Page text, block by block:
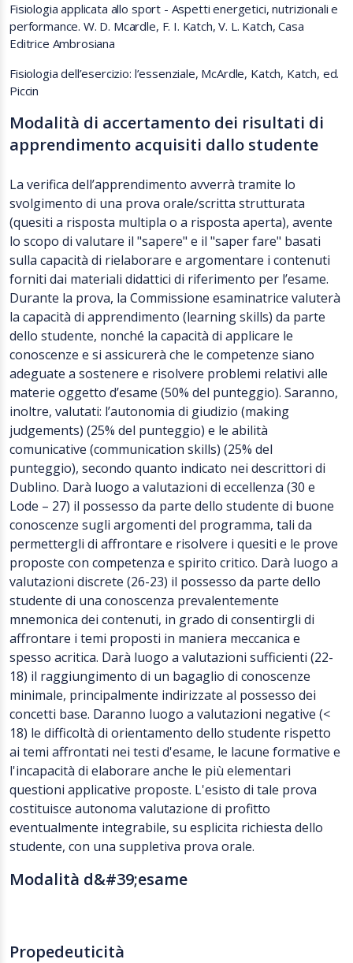
Fisiologia applicata allo sport - Aspetti energetici, nutrizionali e
performance. W. D. Mcardle, F. I. Katch, V. L. Katch, Casa
Editrice Ambrosiana
Fisiologia dell’esercizio: l’essenziale, McArdle, Katch, Katch, ed.
Piccin
Modalità di accertamento dei risultati di
apprendimento acquisiti dallo studente
La verifica dell’apprendimento avverrà tramite lo
svolgimento di una prova orale/scritta strutturata
(quesiti a risposta multipla o a risposta aperta), avente
lo scopo di valutare il "sapere" e il "saper fare" basati
sulla capacità di rielaborare e argomentare i contenuti
forniti dai materiali didattici di riferimento per l’esame.
Durante la prova, la Commissione esaminatrice valuterà
la capacità di apprendimento (learning skills) da parte
dello studente, nonché la capacità di applicare le
conoscenze e si assicurerà che le competenze siano
adeguate a sostenere e risolvere problemi relativi alle
materie oggetto d’esame (50% del punteggio). Saranno,
inoltre, valutati: l’autonomia di giudizio (making
judgements) (25% del punteggio) e le abilità
comunicative (communication skills) (25% del
punteggio), secondo quanto indicato nei descrittori di
Dublino. Darà luogo a valutazioni di eccellenza (30 e
Lode – 27) il possesso da parte dello studente di buone
conoscenze sugli argomenti del programma, tali da
permettergli di affrontare e risolvere i quesiti e le prove
proposte con competenza e spirito critico. Darà luogo a
valutazioni discrete (26-23) il possesso da parte dello
studente di una conoscenza prevalentemente
mnemonica dei contenuti, in grado di consentirgli di
affrontare i temi proposti in maniera meccanica e
spesso acritica. Darà luogo a valutazioni sufficienti (22-
18) il raggiungimento di un bagaglio di conoscenze
minimale, principalmente indirizzate al possesso dei
concetti base. Daranno luogo a valutazioni negative (<
18) le difficoltà di orientamento dello studente rispetto
ai temi affrontati nei testi d'esame, le lacune formative e
l'incapacità di elaborare anche le più elementari
questioni applicative proposte. L'esisto di tale prova
costituisce autonoma valutazione di profitto
eventualmente integrabile, su esplicita richiesta dello
studente, con una suppletiva prova orale.
Modalità d&#39;esame
Propedeuticità